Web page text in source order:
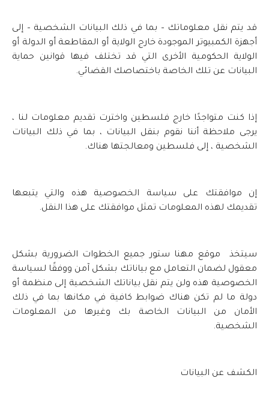
قد يتم نقل معلوماتك – بما في ذلك البيانات الشخصية – إلى
أجهزة الكمبيوتر الموجودة خارج الولاية أو المقاطعة أو الدولة أو
الولاية الحكومية الأخرى التي قد تختلف فيها قوانين حماية
البيانات عن تلك الخاصة باختصاصك القضائي.
إذا كنت متواجدًا خارج فلسطين واخترت تقديم معلومات لنا ،
يرجى ملاحظة أننا نقوم بنقل البيانات ، بما في ذلك البيانات
الشخصية ، إلى فلسطين ومعالجتها هناك.
إن موافقتك على سياسة الخصوصية هذه والتي يتبعها
تقديمك لهذه المعلومات تمثل موافقتك على هذا النقل.
سيتخذ موقع مهنا ستور جميع الخطوات الضرورية بشكل
معقول لضمان التعامل مع بياناتك بشكل آمن ووفقًا لسياسة
الخصوصية هذه ولن يتم نقل بياناتك الشخصية إلى منظمة أو
دولة ما لم تكن هناك ضوابط كافية في مكانها بما في ذلك
الأمان من البيانات الخاصة بك وغيرها من المعلومات
الشخصية.
الكشف عن البيانات